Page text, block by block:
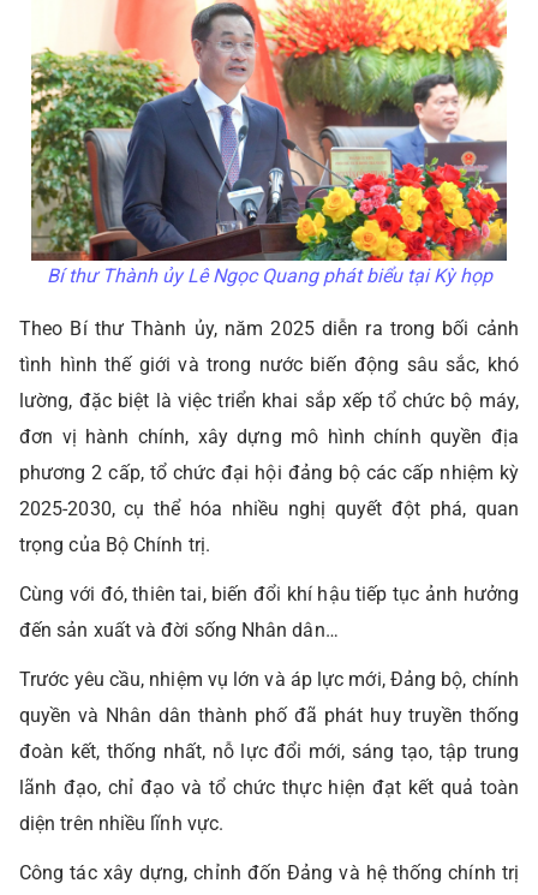
Bí thư Thành ủy Lê Ngọc Quang phát biểu tại Kỳ họp
Theo Bí thư Thành ủy, năm 2025 diễn ra trong bối cảnh
tình hình thế giới và trong nước biến động sâu sắc, khó
lường, đặc biệt là việc triển khai sắp xếp tổ chức bộ máy,
đơn vị hành chính, xây dựng mô hình chính quyền địa
phương 2 cấp, tổ chức đại hội đảng bộ các cấp nhiệm kỳ
2025-2030, cụ thể hóa nhiều nghị quyết đột phá, quan
trọng của Bộ Chính trị.
Cùng với đó, thiên tai, biến đổi khí hậu tiếp tục ảnh hưởng
đến sản xuất và đời sống Nhân dân…
Trước yêu cầu, nhiệm vụ lớn và áp lực mới, Đảng bộ, chính
quyền và Nhân dân thành phố đã phát huy truyền thống
đoàn kết, thống nhất, nỗ lực đổi mới, sáng tạo, tập trung
lãnh đạo, chỉ đạo và tổ chức thực hiện đạt kết quả toàn
diện trên nhiều lĩnh vực.
Công tác xây dựng, chỉnh đốn Đảng và hệ thống chính trị